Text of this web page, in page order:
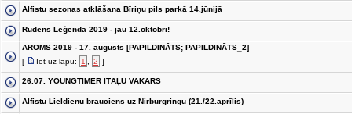
Alfistu sezonas atklāšana Bīriņu pils parkā 14.jūnijā
Rudens Leģenda 2019 - jau 12.oktobrī!
AROMS 2019 - 17. augusts [PAPILDINĀTS; PAPILDINĀTS_2]
[
Iet uz lapu: 1 2 ]
26.07. YOUNGTIMER ITĀĻU VAKARS
Alfistu Lieldienu brauciens uz Nirburgringu (21./22.aprīlis)